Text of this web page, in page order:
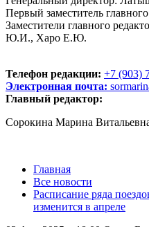
Первый заместитель
Заместители главного
Ю.И., Харо Е.Ю.
Телефон редакции: +7 (903)
Электронная почта:
Главный редактор:
Сорокина Марина
Главная
Все новости
Расписание ряда
изменится в апреле